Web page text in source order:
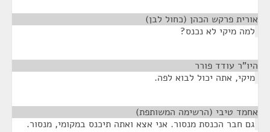
אורית פרקש הכהן (כחול לבן)
למה מיקי לא נכנס?
היו"ר עודד פורר
מיקי, אתה יכול לבוא לפה.
אחמד טיבי (הרשימה המשותפת)
גם חבר הכנסת מנסור. אני אצא ואתה תיכנס במקומי, מנסור.